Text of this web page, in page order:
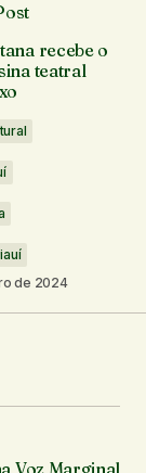
com*
por e-mail.
recebe o
teatral
de 2024